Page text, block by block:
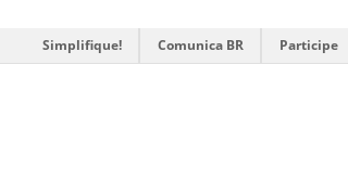
Simplifique! Comunica BR Participe